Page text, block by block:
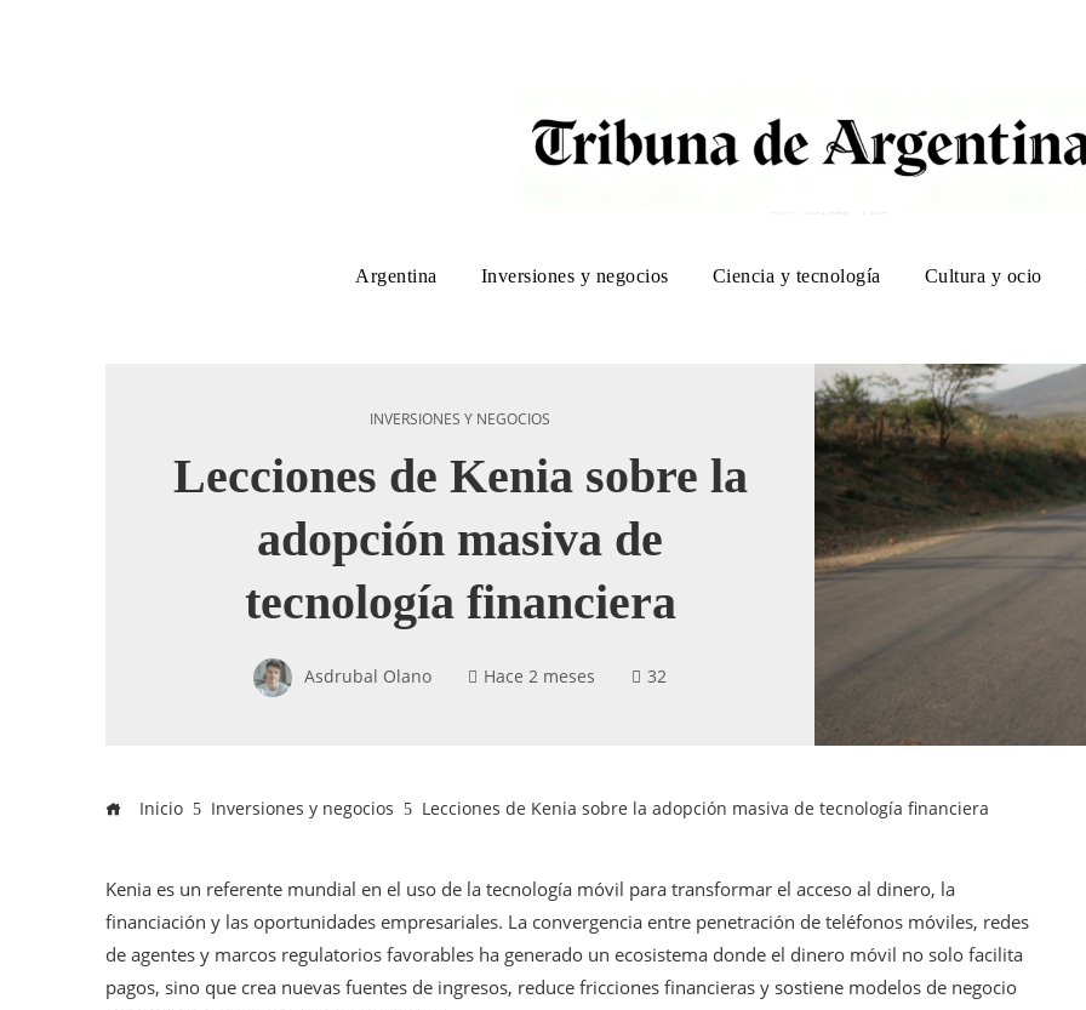
Argentina Inversiones y negocios Ciencia y tecnología Cultura y ocio
INVERSIONES Y NEGOCIOS
Lecciones de Kenia sobre la
adopción masiva de
tecnología financiera
Asdrubal Olano Hace 2 meses 32
Inicio Inversiones y negocios Lecciones de Kenia sobre la adopción masiva de tecnología financiera
Kenia es un referente mundial en el uso de la tecnología móvil para transformar el acceso al dinero, la
financiación y las oportunidades empresariales. La convergencia entre penetración de teléfonos móviles, redes
de agentes y marcos regulatorios favorables ha generado un ecosistema donde el dinero móvil no solo facilita
pagos, sino que crea nuevas fuentes de ingresos, reduce fricciones financieras y sostiene modelos de negocio